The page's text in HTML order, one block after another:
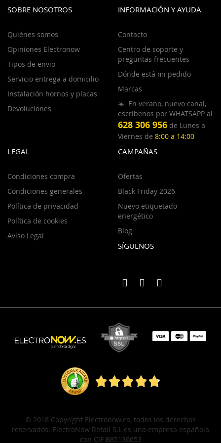
SOBRE NOSOTROS
Quiénes somos
Opiniones Electronow
Tipos de envio
Servicio entrega a domicilio
Instalación hornos y placas
Devoluciones
INFORMACIÓN Y AYUDA
Contacto
Centro de soporte y
preguntas frecuentes
Dónde está mi pedido
Marcas
☀️ En verano, nuevo canal,
escríbenos por WHATSAPP al
628 306 956 de Lunes a
Viernes de 8:00 a 14:00
LEGAL
Condiciones compra
Condiciones generales
Política de privacidad
Política de cookies
Aviso Legal
CAMPAÑAS
Ofertas
Black Friday 2026
Nuevo etiquetado
energético
Blog
SÍGUENOS
© 2018 Copyright Electronow.es, todos los derechos
reservados. ElectroNow Retail S.L es una empresa española
con CIF B85136653